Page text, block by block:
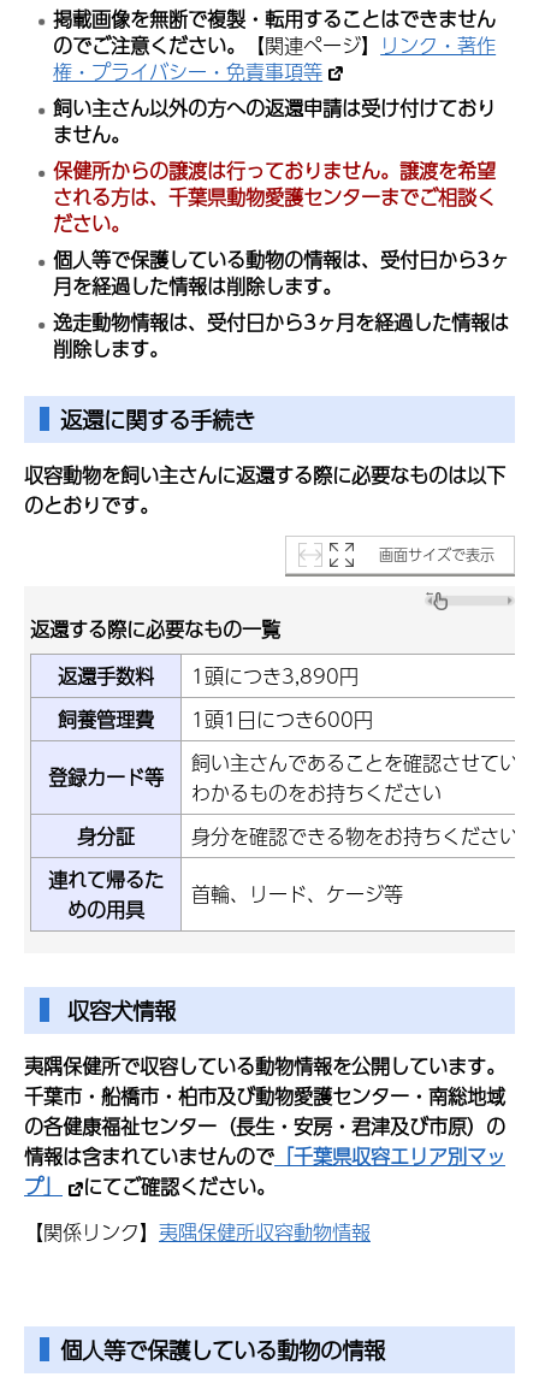
掲載画像を無断で複製・転用することはできません
のでご注意ください。
【関連ページ】 リンク・著作
権・プライバシー・免責事項等
飼い主さん以外の方への返還申請は受け付けており
ません。
保健所からの譲渡は行っておりません。譲渡を希望
される方は、千葉県動物愛護センターまでご相談く
ださい。
個人等で保護している動物の情報は、受付日から3ヶ
月を経過した情報は削除します。
逸走動物情報は、受付日から3ヶ月を経過した情報は
削除します。
返還に関する手続き
収容動物を飼い主さんに返還する際に必要なものは以下
のとおりです。
画面サイズで表示
返還する際に必要なもの一覧
返還手数料
1頭につき3,890円
飼養管理費
1頭1日につき600円
登録カード等
飼い主さんであることを確認させてい
わかるものをお持ちください
身分証
身分を確認できる物をお持ちください
連れて帰るた
めの用具
首輪、リード、ケージ等
収容犬情報
夷隅保健所で収容している動物情報を公開しています。
千葉市・船橋市・柏市及び動物愛護センター・南総地域
の各健康福祉センター（長生・安房・君津及び市原）の
情報は含まれていませんので 「千葉県収容エリア別マッ
プ」
にてご確認ください。
【関係リンク】 夷隅保健所収容動物情報
個人等で保護している動物の情報